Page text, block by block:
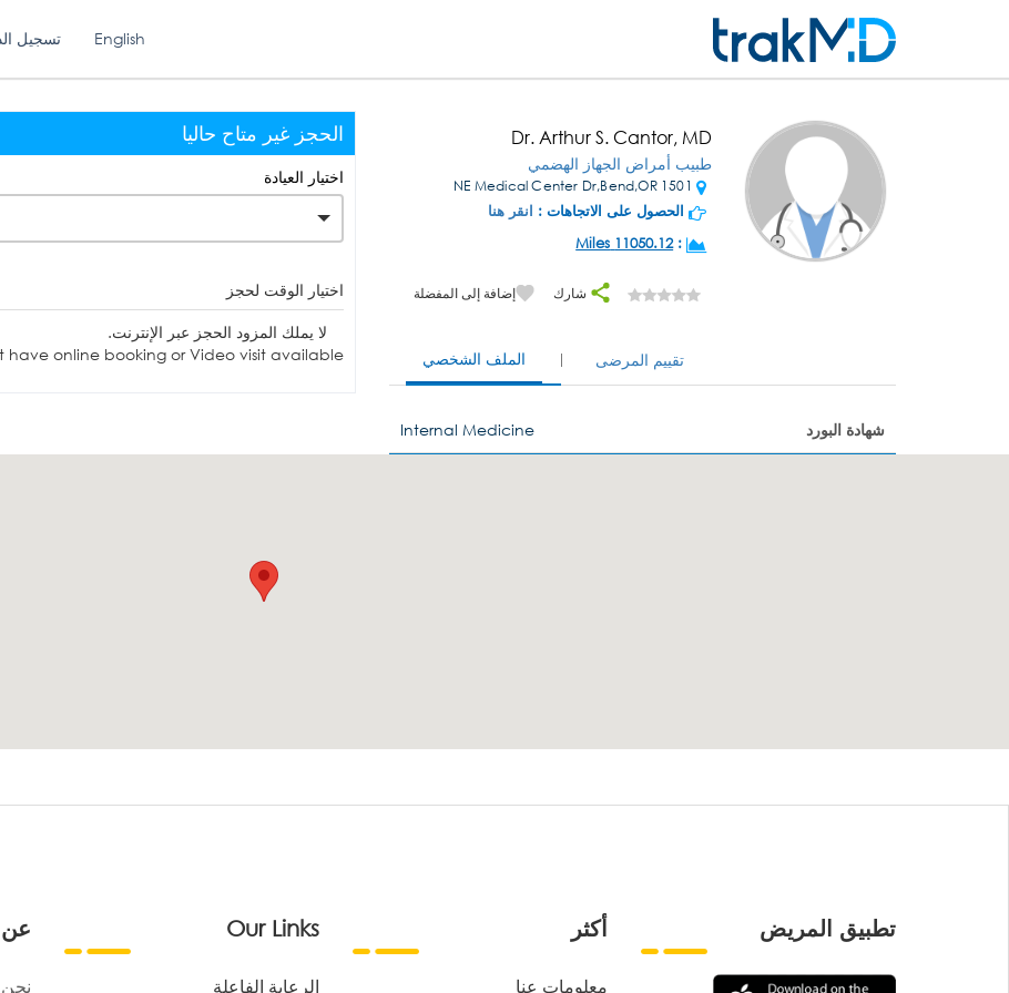
تسجيل English
Dr. Arthur S. Cantor, MD
طبيب أمراض الجهاز الهضمي
الحصول على الاتجاهات : انقر هنا
:
11050.12 Miles
شارك إضافة إلى المفضلة
الملف الشخصي تقييم المرضى
شهادة البورد Internal Medicine
الحجز غير متاح حاليا
اختيار العيادة
اختيار الوقت لحجز
لا يملك المزود الحجز عبر الإنترنت.
have online booking or Video visit available.
عن Our Links
الرعاية الفاعلة
أكثر
معلومات عنا
تطبيق المريض